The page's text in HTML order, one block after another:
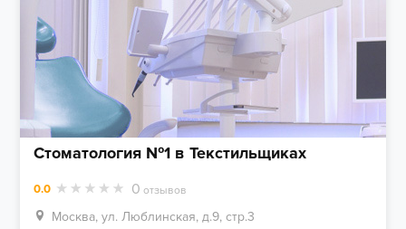
Стоматология №1 в Текстильщиках
0.0 0 отзывов
Москва, ул. Люблинская, д.9, стр.3